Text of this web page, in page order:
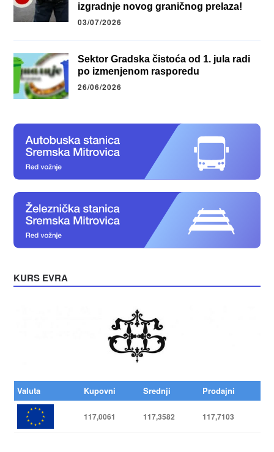
izgradnje novog graničnog prelaza!
03/07/2026
Sektor Gradska čistoća od 1. jula radi
po izmenjenom rasporedu
26/06/2026
KURS EVRA
Valuta Kupovni Srednji Prodajni
117,0061 117,3582 117,7103